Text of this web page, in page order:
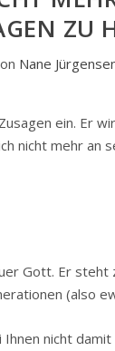
ZU
Nane
Gott. Er steht
(also
nicht damit